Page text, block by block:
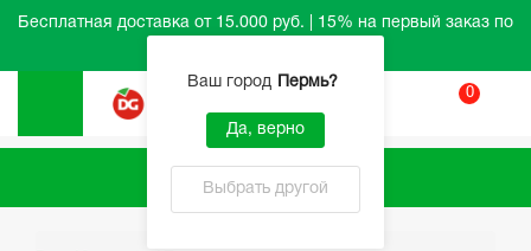
Бесплатная доставка от 15.000 руб. | 15% на первый заказ по
Ваш город Пермь?
Да, верно
Выбрать другой
0
Каталог